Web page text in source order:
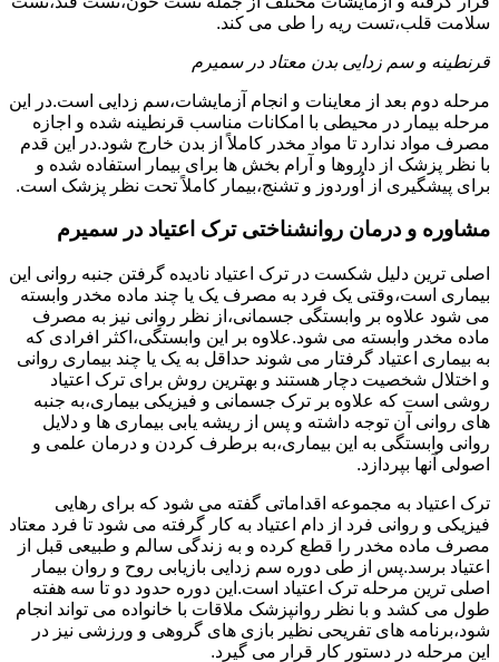
سلامت قلب،تست ریه را طی می کند.
قرنطینه و سم زدایی بدن معتاد در سمیرم
مرحله دوم بعد از معاینات و انجام آزمایشات،سم زدایی است.در این
مرحله بیمار در محیطی با امکانات مناسب قرنطینه شده و اجازه
مصرف مواد ندارد تا مواد مخدر کاملاً از بدن خارج شود.در این قدم
با نظر پزشک از داروها و آرام بخش ها برای بیمار استفاده شده و
برای پیشگیری از اُوردوز و تشنج،بیمار کاملاً تحت نظر پزشک است.
مشاوره و درمان روانشناختی ترک اعتیاد در سمیرم
اصلی ترین دلیل شکست در ترک اعتیاد نادیده گرفتن جنبه روانی این
بیماری است،وقتی یک فرد به مصرف یک یا چند ماده مخدر وابسته
می شود علاوه بر وابستگی جسمانی،از نظر روانی نیز به مصرف
ماده مخدر وابسته می شود.علاوه بر این وابستگی،اکثر افرادی که
به بیماری اعتیاد گرفتار می شوند حداقل به یک یا چند بیماری روانی
و اختلال شخصیت دچار هستند و بهترین روش برای ترک اعتیاد
روشی است که علاوه بر ترک جسمانی و فیزیکی بیماری،به جنبه
های روانی آن توجه داشته و پس از ریشه یابی بیماری ها و دلایل
روانی وابستگی به این بیماری،به برطرف کردن و درمان علمی و
اصولی آنها بپردازد.
ترک اعتیاد به مجموعه اقداماتی گفته می شود که برای رهایی
فیزیکی و روانی فرد از دام اعتیاد به کار گرفته می شود تا فرد معتاد
مصرف ماده مخدر را قطع کرده و به زندگی سالم و طبیعی قبل از
اعتیاد برسد.پس از طی دوره سم زدایی بازیابی روح و روان بیمار
اصلی ترین مرحله ترک اعتیاد است.این دوره حدود دو تا سه هفته
طول می کشد و با نظر روانپزشک ملاقات با خانواده می تواند انجام
شود،برنامه های تفریحی نظیر بازی های گروهی و ورزشی نیز در
این مرحله در دستور کار قرار می گیرد.